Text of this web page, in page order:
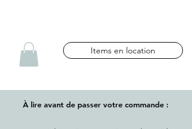
Items en location
À lire avant de passer votre commande :